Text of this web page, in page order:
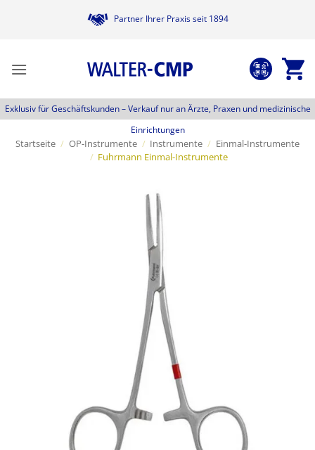
Partner Ihrer Praxis seit 1894
Exklusiv für Geschäftskunden –Verkauf nur an Ärzte, Praxen und medizinische
Einrichtungen
Startseite / OP-Instrumente / Instrumente / Einmal-Instrumente
/ Fuhrmann Einmal-Instrumente